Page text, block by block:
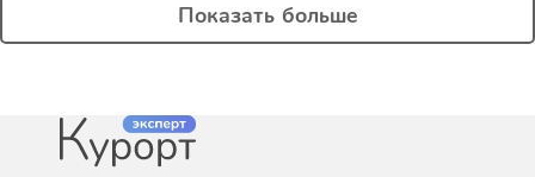
Показать больше